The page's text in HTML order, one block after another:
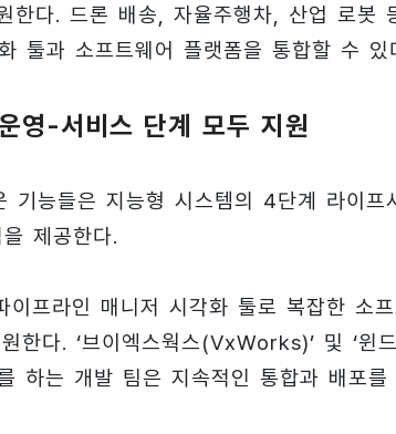
한다. 드론 배송, 자율주행차, 산업 로봇
툴과 소프트웨어 플랫폼을 통합할 수 있
-서비스 단계 모두 지원
기능들은 지능형 시스템의 4단계 라이프
제공한다.
프라인 매니저 시각화 툴로 복잡한 소
한다. ‘브이엑스웍스(VxWorks)’ 및 ‘
하는 개발 팀은 지속적인 통합과 배포